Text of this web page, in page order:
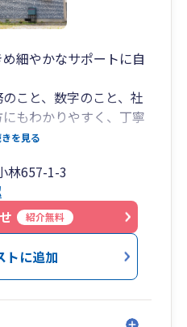
細やかなサポートに自
こと、数字のこと、社
もわかりやすく、丁寧
を見る
林657-1-3
紹介無料
トに追加